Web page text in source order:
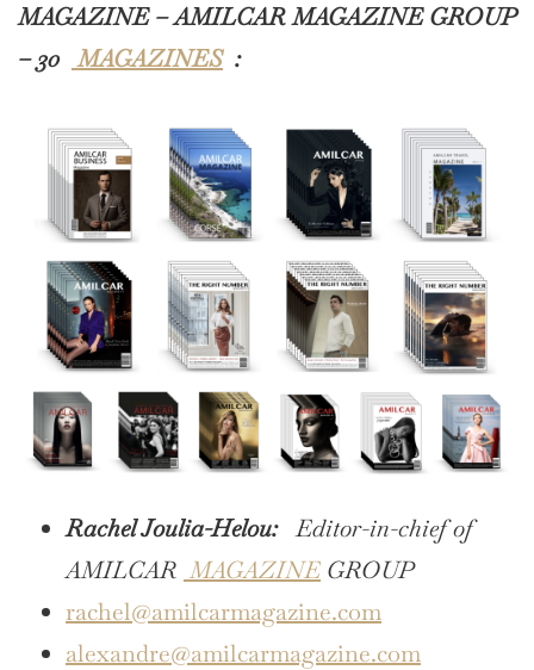
MAGAZINE – AMILCAR MAGAZINE GROUP
– 30 MAGAZINES:
Rachel Joulia-Helou:Editor-in-chief of
AMILCAR MAGAZINE GROUP
rachel@amilcarmagazine.com
alexandre@amilcarmagazine.com